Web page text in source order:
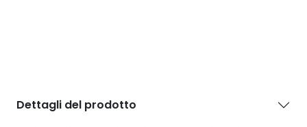
Dettagli del prodotto